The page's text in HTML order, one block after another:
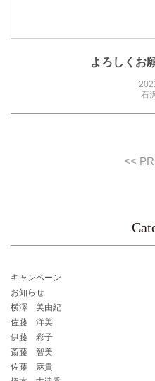
よろしくお
石
<<
キャンペーン
お知らせ
横澤 美由紀
佐藤 洋美
伊藤 彩子
斎藤 智美
佐藤 麻貴